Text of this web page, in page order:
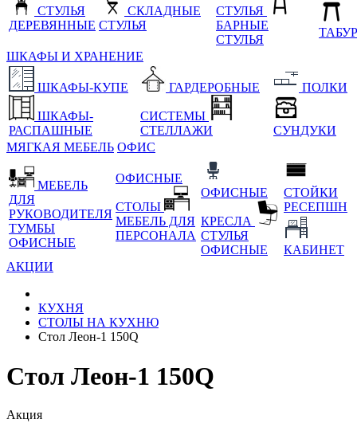
СТУЛЬЯ
ДЕРЕВЯННЫЕ
СКЛАДНЫЕ
СТУЛЬЯ
СТУЛЬЯ
БАРНЫЕ
СТУЛЬЯ
ШКАФЫ И ХРАНЕНИЕ
ШКАФЫ-КУПЕ
ШКАФЫ-
РАСПАШНЫЕ
ГАРДЕРОБНЫЕ
СИСТЕМЫ
СТЕЛЛАЖИ
ПОЛКИ
СУНДУКИ
МЯГКАЯ МЕБЕЛЬ ОФИС
МЕБЕЛЬ
ДЛЯ
РУКОВОДИТЕЛЯ
ТУМБЫ
ОФИСНЫЕ
ОФИСНЫЕ
СТОЛЫ
МЕБЕЛЬ ДЛЯ
ПЕРСОНАЛА
ОФИСНЫЕ
КРЕСЛА
СТУЛЬЯ
ОФИСНЫЕ
СТОЙКИ
РЕСЕПШН
КАБИНЕТ
АКЦИИ
КУХНЯ
СТОЛЫ НА КУХНЮ
Стол Леон-1 150Q
Стол Леон-1 150Q
Акция